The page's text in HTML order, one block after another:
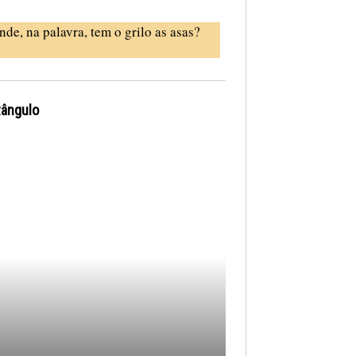
na palavra, tem o grilo as asas?